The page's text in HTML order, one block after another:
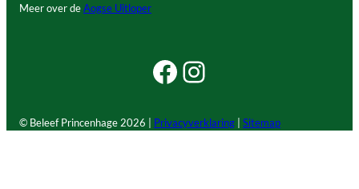
Meer over deAogse Uitloper
Facebook Beleef Princenhage
Instagram Beleef Princenhage
© Beleef Princenhage 2026 | Privacyverklaring Sitemap